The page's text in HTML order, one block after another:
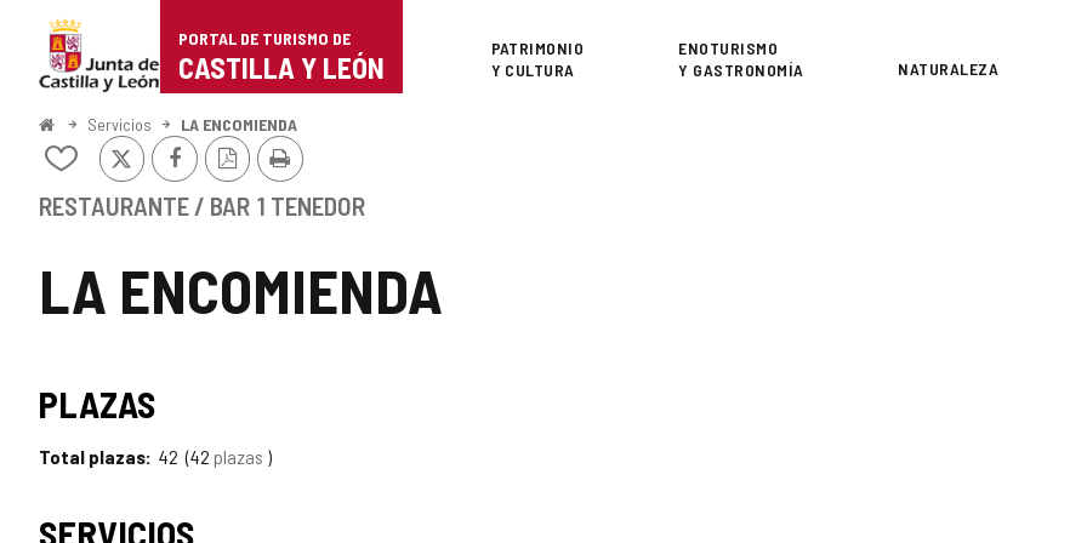
Portal
de
Turismo
Castilla
León
PORTAL DE TURISMO DE
CASTILLA Y LEÓN
Superior
PATRIMONIO
Y CULTURA
ENOTURISMO
Y GASTRONOMÍA
NATURALEZA
InicioServicios LA ENCOMIENDA
LA ENCOMIENDA
Añadir/quitar
mis
X FacebookVersión
PDF
Imprimir
RESTAURANTE / BAR 1 TENEDOR
PLAZAS
Total plazas 42 42 plazas
SERVICIOS